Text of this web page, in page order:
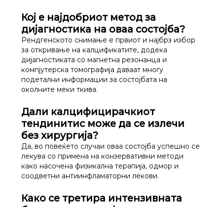
Кој е најдобриот метод за
дијагностика на оваа состојба?
Рендгенското снимање е првиот и најбрз избор
за откривање на калцификатите, додека
дијагностиката со магнетна резонанца и
компјутерска томографија даваат многу
подетални информации за состојбата на
околните меки ткива.
Дали калцифицирачкиот
тендинитис може да се излечи
без хирургија?
Да, во повеќето случаи оваа состојба успешно се
лекува со примена на конзервативни методи
како насочена физикална терапија, одмор и
соодветни антиинфламаторни лекови.
Како се третира интензивната